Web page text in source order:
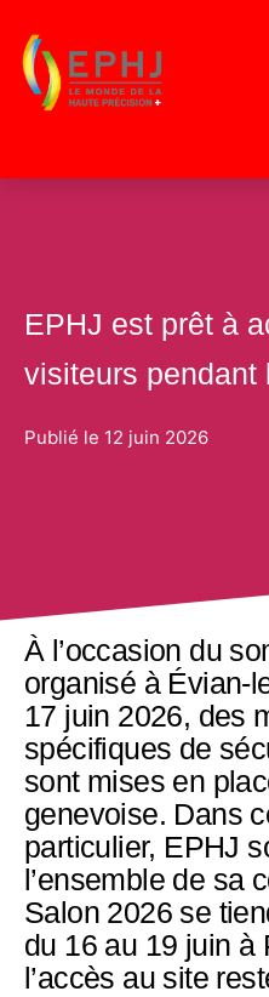
EPHJ est prêt à
visiteurs pendant
Publié le 12 juin 2026
À l’occasion du
organisé à Évian-
17 juin 2026, des
spécifiques de
sont mises en
genevoise. Dans
particulier, EPHJ
l’ensemble de sa
Salon 2026 se
du 16 au 19 juin à
l’accès au site